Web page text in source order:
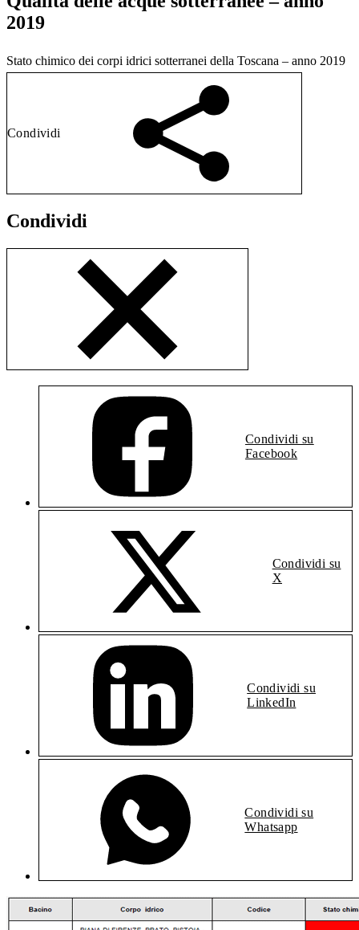
2019
Stato chimico dei corpi idrici sotterranei della Toscana – anno 2019
Condividi
Condividi
Condividi su
Facebook
Condividi su
X
Condividi su
LinkedIn
Condividi su
Whatsapp